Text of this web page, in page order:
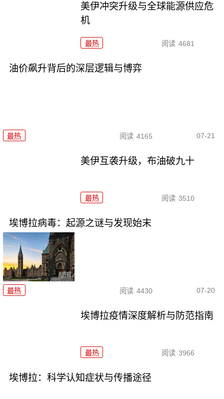
美伊冲突升级与全球能源供应危
机
最热 阅读 4681
油价飙升背后的深层逻辑与博弈
最热 阅读 4165 07-21
美伊互袭升级，布油破九十
最热 阅读 3510
埃博拉病毒：起源之谜与发现始末
最热 阅读 4430 07-20
埃博拉疫情深度解析与防范指南
最热 阅读 3966
埃博拉：科学认知症状与传播途径